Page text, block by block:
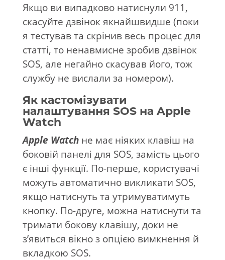
Якщо ви випадково натиснули 911,
скасуйте дзвінок якнайшвидше (поки
я тестував та скрінив весь процес для
статті, то ненавмисне зробив дзвінок
SOS, але негайно скасував його, тож
службу не вислали за номером).
Як кастомізувати
налаштування SOS на Apple
Watch
Apple Watchне має ніяких клавіш на
боковій панелі для SOS, замість цього
є інші функції. По-перше, користувачі
можуть автоматично викликати SOS,
якщо натиснуть та утримуватимуть
кнопку. По-друге, можна натиснути та
тримати бокову клавішу, доки не
з’явиться вікно з опцією вимкнення й
вкладкою SOS.